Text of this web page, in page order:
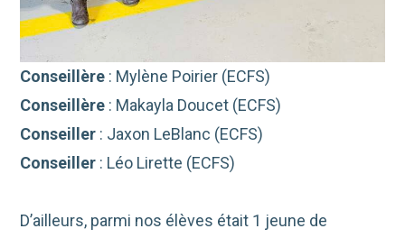
Conseillère : Mylène Poirier (ECFS)
Conseillère : Makayla Doucet (ECFS)
Conseiller : Jaxon LeBlanc (ECFS)
Conseiller : Léo Lirette (ECFS)
D’ailleurs, parmi nos élèves était 1 jeune de